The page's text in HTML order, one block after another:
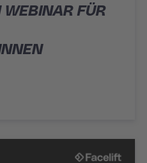
WEBINAR FÜR